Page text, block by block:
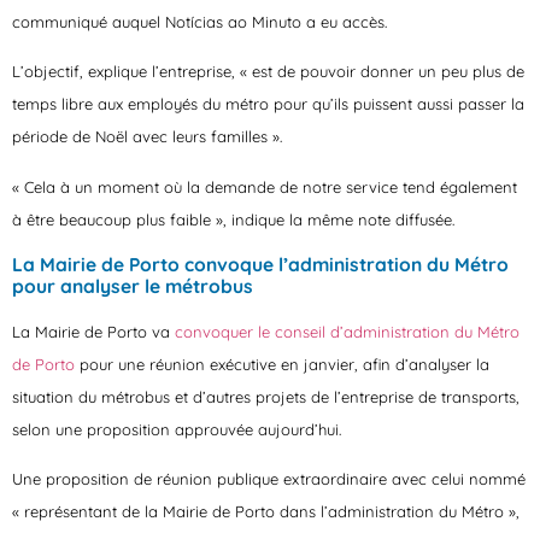
communiqué auquel Notícias ao Minuto a eu accès.
L’objectif, explique l’entreprise, « est de pouvoir donner un peu plus de
temps libre aux employés du métro pour qu’ils puissent aussi passer la
période de Noël avec leurs familles ».
« Cela à un moment où la demande de notre service tend également
à être beaucoup plus faible », indique la même note diffusée.
La Mairie de Porto convoque l’administration du Métro
pour analyser le métrobus
La Mairie de Porto va convoquer le conseil d’administration du Métro
de Porto pour une réunion exécutive en janvier, afin d’analyser la
situation du métrobus et d’autres projets de l’entreprise de transports,
selon une proposition approuvée aujourd’hui.
Une proposition de réunion publique extraordinaire avec celui nommé
« représentant de la Mairie de Porto dans l’administration du Métro »,